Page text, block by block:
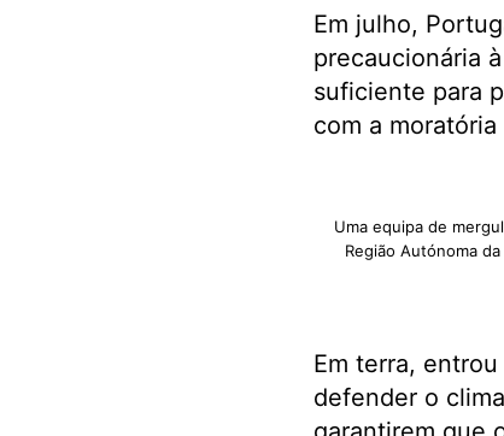
Em julho,
precaucionária
suficiente para
com a
Uma equipa de
Região Autónoma
Em terra,
defender o